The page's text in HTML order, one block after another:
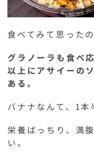
食べてみて思った
グラノーラも食べ
以上にアサイーの
ある。
バナナなんて、1本
栄養ばっちり、満
い。